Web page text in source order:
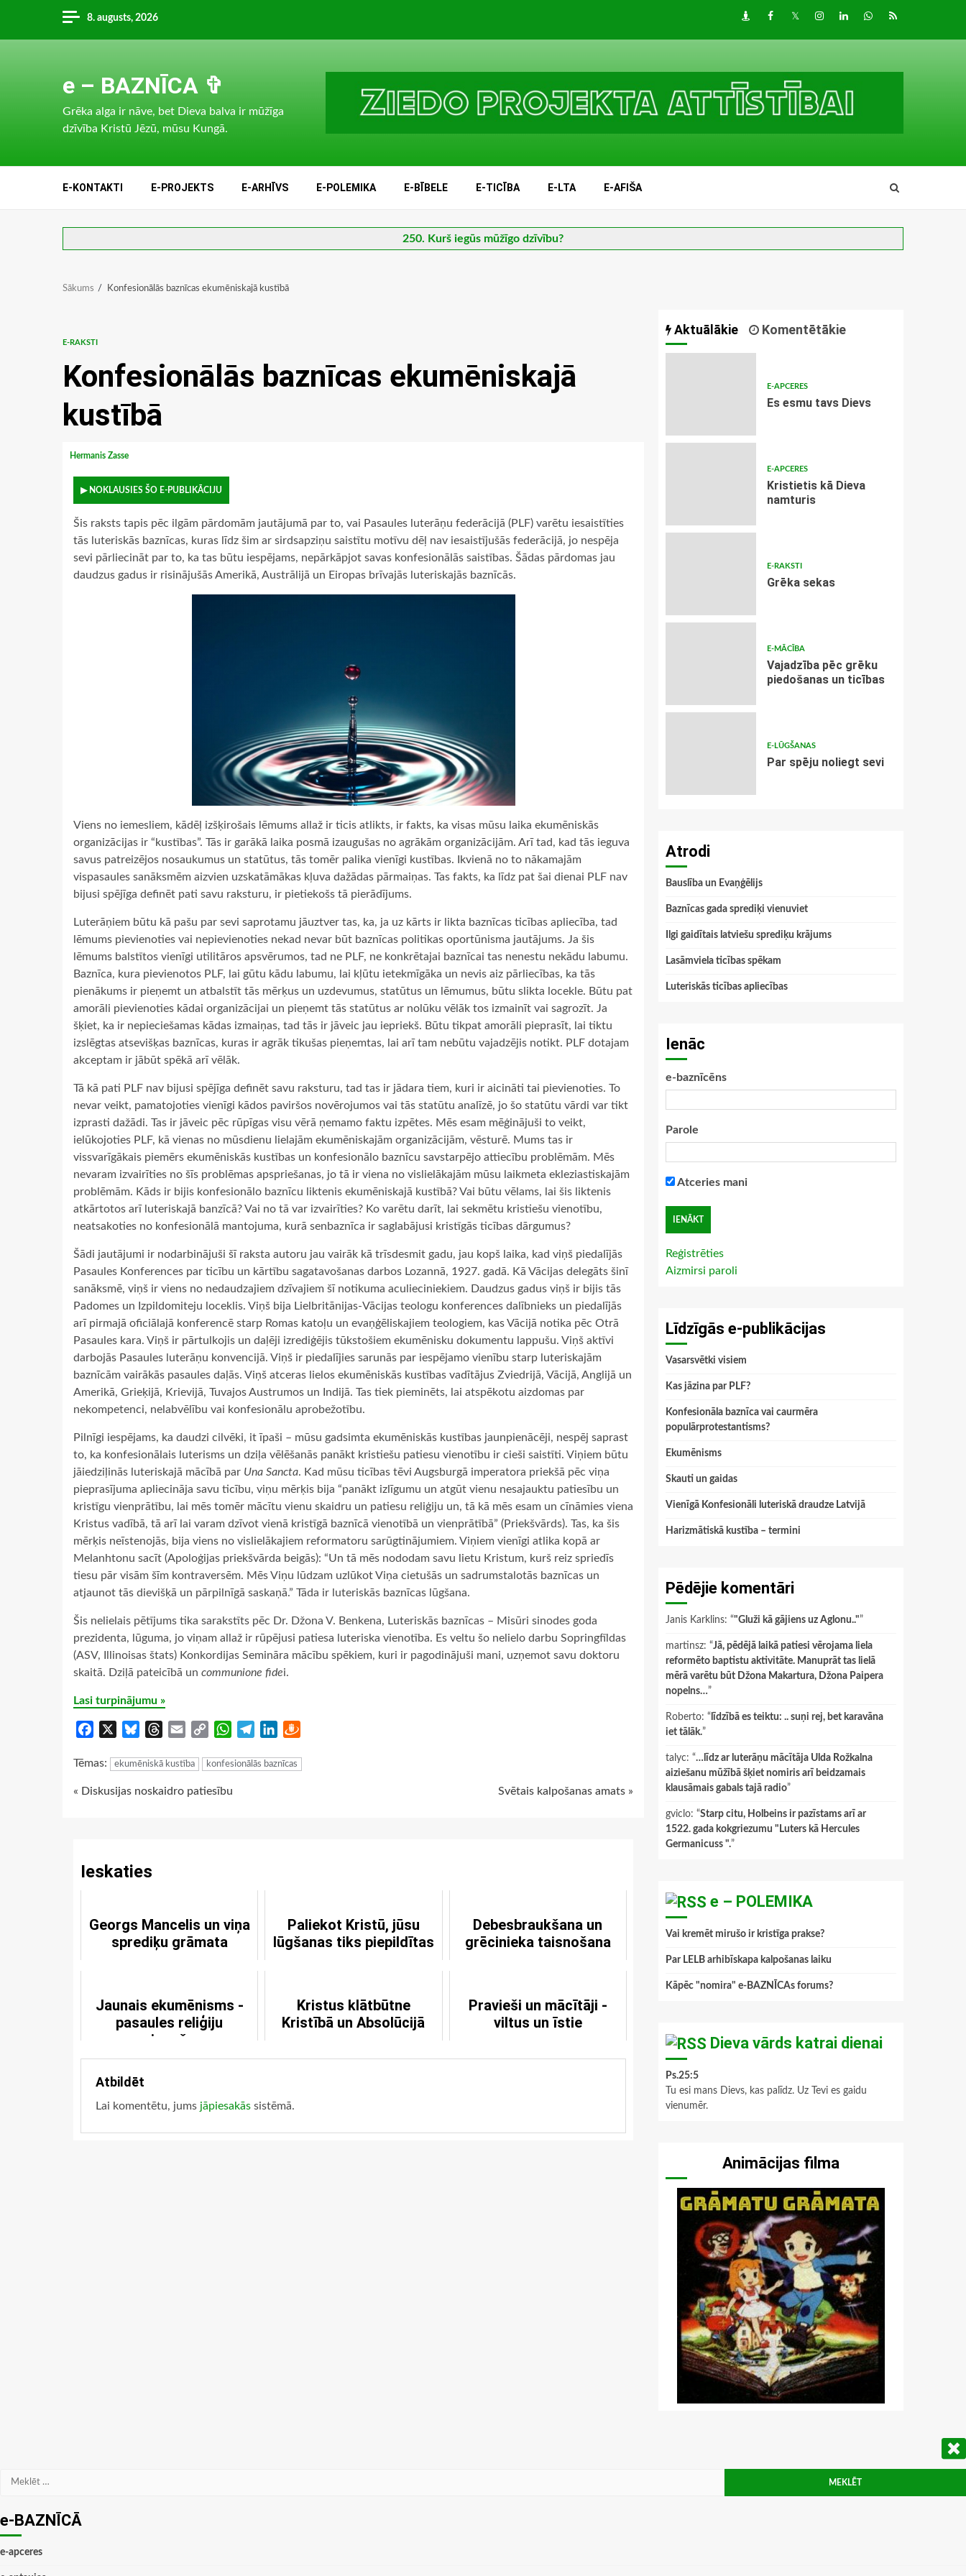
content
8. augusts, 2026 DraugiemFacebook
TwitterInstagram
LinkedInwhatsapp
RSS
e – BAZNĪCA ✞
Grēka alga ir nāve, bet Dieva balva ir mūžīga
dzīvība Kristū Jēzū, mūsu Kungā.
E-KONTAKTI E-PROJEKTS E-ARHĪVS E-POLEMIKA E-BĪBELE E-TICĪBA E-LTA E-AFIŠA
250. Kurš iegūs mūžīgo dzīvību?
Sākums Konfesionālās baznīcas ekumēniskajā kustībā
E-RAKSTI
Konfesionālās baznīcas ekumēniskajā
kustībā
Hermanis Zasse
▶ NOKLAUSIES ŠO E-PUBLIKĀCIJU
Šis raksts tapis pēc ilgām pārdomām jautājumā par to, vai Pasaules luterāņu federācijā (PLF) varētu iesaistīties
tās luteriskās baznīcas, kuras līdz šim ar sirdsapziņu saistītu motīvu dēļ nav iesaistījušās federācijā, jo nespēja
sevi pārliecināt par to, ka tas būtu iespējams, nepārkāpjot savas konfesionālās saistības. Šādas pārdomas jau
daudzus gadus ir risinājušās Amerikā, Austrālijā un Eiropas brīvajās luteriskajās baznīcās.
Viens no iemesliem, kādēļ izšķirošais lēmums allaž ir ticis atlikts, ir fakts, ka visas mūsu laika ekumēniskās
organizācijas ir “kustības”. Tās ir garākā laika posmā izaugušas no agrākām organizācijām. Arī tad, kad tās ieguva
savus patreizējos nosaukumus un statūtus, tās tomēr palika vienīgi kustības. Ikvienā no to nākamajām
vispasaules sanāksmēm aizvien uzskatāmākas kļuva dažādas pārmaiņas. Tas fakts, ka līdz pat šai dienai PLF nav
bijusi spējīga definēt pati savu raksturu, ir pietiekošs tā pierādījums.
Luterāņiem būtu kā pašu par sevi saprotamu jāuztver tas, ka, ja uz kārts ir likta baznīcas ticības apliecība, tad
lēmums pievienoties vai nepievienoties nekad nevar būt baznīcas politikas oportūnisma jautājums. Ja šis
lēmums balstītos vienīgi utilitāros apsvērumos, tad ne PLF, ne konkrētajai baznīcai tas nenestu nekādu labumu.
Baznīca, kura pievienotos PLF, lai gūtu kādu labumu, lai kļūtu ietekmīgāka un nevis aiz pārliecības, ka tās
pienākums ir pieņemt un atbalstīt tās mērķus un uzdevumus, statūtus un lēmumus, būtu slikta locekle. Būtu pat
amorāli pievienoties kādai organizācijai un pieņemt tās statūtus ar nolūku vēlāk tos izmainīt vai sagrozīt. Ja
šķiet, ka ir nepieciešamas kādas izmaiņas, tad tās ir jāveic jau iepriekš. Būtu tikpat amorāli pieprasīt, lai tiktu
izslēgtas atsevišķas baznīcas, kuras ir agrāk tikušas pieņemtas, lai arī tam nebūtu vajadzējis notikt. PLF dotajam
akceptam ir jābūt spēkā arī vēlāk.
Tā kā pati PLF nav bijusi spējīga definēt savu raksturu, tad tas ir jādara tiem, kuri ir aicināti tai pievienoties. To
nevar veikt, pamatojoties vienīgi kādos paviršos novērojumos vai tās statūtu analīzē, jo šo statūtu vārdi var tikt
izprasti dažādi. Tas ir jāveic pēc rūpīgas visu vērā ņemamo faktu izpētes. Mēs esam mēģinājuši to veikt,
ielūkojoties PLF, kā vienas no mūsdienu lielajām ekumēniskajām organizācijām, vēsturē. Mums tas ir
vissvarīgākais piemērs ekumēniskās kustības un konfesionālo baznīcu savstarpējo attiecību problēmām. Mēs
nevaram izvairīties no šīs problēmas apspriešanas, jo tā ir viena no vislielākajām mūsu laikmeta ekleziastiskajām
problēmām. Kāds ir bijis konfesionālo baznīcu liktenis ekumēniskajā kustībā? Vai būtu vēlams, lai šis liktenis
atkārtotos arī luteriskajā banzīcā? Vai no tā var izvairīties? Ko varētu darīt, lai sekmētu kristiešu vienotību,
neatsakoties no konfesionālā mantojuma, kurā senbaznīca ir saglabājusi kristīgās ticības dārgumus?
Šādi jautājumi ir nodarbinājuši šī raksta autoru jau vairāk kā trīsdesmit gadu, jau kopš laika, kad viņš piedalījās
Pasaules Konferences par ticību un kārtību sagatavošanas darbos Lozannā, 1927. gadā. Kā Vācijas delegāts šinī
sanāksmē, viņš ir viens no nedaudzajiem dzīvajiem šī notikuma aculieciniekiem. Daudzus gadus viņš ir bijis tās
Padomes un Izpildomiteju loceklis. Viņš bija Lielbritānijas-Vācijas teologu konferences dalībnieks un piedalījās
arī pirmajā oficiālajā konferencē starp Romas katoļu un evaņģēliskajiem teologiem, kas Vācijā notika pēc Otrā
Pasaules kara. Viņš ir pārtulkojis un daļēji izrediģējis tūkstošiem ekumēnisku dokumentu lappušu. Viņš aktīvi
darbojās Pasaules luterāņu konvencijā. Viņš ir piedalījies sarunās par iespējamo vienību starp luteriskajām
baznīcām vairākās pasaules daļās. Viņš atceras lielos ekumēniskās kustības vadītājus Zviedrijā, Vācijā, Anglijā un
Amerikā, Grieķijā, Krievijā, Tuvajos Austrumos un Indijā. Tas tiek pieminēts, lai atspēkotu aizdomas par
nekompetenci, nelabvēlību vai konfesionālu aprobežotību.
Pilnīgi iespējams, ka daudzi cilvēki, it īpaši – mūsu gadsimta ekumēniskās kustības jaunpienācēji, nespēj saprast
to, ka konfesionālais luterisms un dziļa vēlēšanās panākt kristiešu patiesu vienotību ir cieši saistīti. Viņiem būtu
jāiedziļinās luteriskajā mācībā par Una Sancta. Kad mūsu ticības tēvi Augsburgā imperatora priekšā pēc viņa
pieprasījuma apliecināja savu ticību, viņu mērķis bija “panākt izlīgumu un atgūt vienu nesajauktu patiesību un
kristīgu vienprātību, lai mēs tomēr mācītu vienu skaidru un patiesu reliģiju un, tā kā mēs esam un cīnāmies viena
Kristus vadībā, tā arī lai varam dzīvot vienā kristīgā baznīcā vienotībā un vienprātībā” (Priekšvārds). Tas, ka šis
mērķis neīstenojās, bija viens no vislielākajiem reformatoru sarūgtinājumiem. Viņiem vienīgi atlika kopā ar
Melanhtonu sacīt (Apoloģijas priekšvārda beigās): “Un tā mēs nododam savu lietu Kristum, kurš reiz spriedīs
tiesu pār visām šīm kontraversēm. Mēs Viņu lūdzam uzlūkot Viņa cietušās un sadrumstalotās baznīcas un
atjaunot tās dievišķā un pārpilnīgā saskaņā.” Tāda ir luteriskās baznīcas lūgšana.
Šis nelielais pētījums tika sarakstīts pēc Dr. Džona V. Benkena, Luteriskās baznīcas – Misūri sinodes goda
prezidenta, lūguma, jo viņam allaž ir rūpējusi patiesa luteriska vienotība. Es veltu šo nelielo darbu Sopringfīldas
(ASV, Illinoisas štats) Konkordijas Semināra mācību spēkiem, kuri ir pagodinājuši mani, uzņemot savu doktoru
skaitā. Dziļā pateicībā un communione fidei.
Lasi turpinājumu »
Facebook BlueskyThreads
Email
Copy
WhatsApp
TelegramLinkedIn
Tēmas: ekumēniskā kustība konfesionālās baznīcas
Continue
« Diskusijas noskaidro patiesību Svētais kalpošanas amats »
Ieskaties
Georgs Mancelis un viņa
sprediķu grāmata
Paliekot Kristū, jūsu
lūgšanas tiks piepildītas
Debesbraukšana un
grēcinieka taisnošana
Jaunais ekumēnisms -
pasaules reliģiju
apvienošana
Kristus klātbūtne
Kristībā un Absolūcijā
Pravieši un mācītāji -
viltus un īstie
Atbildēt
Lai komentētu, jums jāpiesakās sistēmā.
Aktuālākie Komentētākie
E-APCERES
Es esmu tavs Dievs
E-APCERES
Kristietis kā Dieva
namturis
E-RAKSTI
Grēka sekas
E-MĀCĪBA
Vajadzība pēc grēku
piedošanas un ticības
E-LŪGŠANAS
Par spēju noliegt sevi
Atrodi
Bauslība un Evaņģēlijs
Baznīcas gada sprediķi vienuviet
Ilgi gaidītais latviešu sprediķu krājums
Lasāmviela ticības spēkam
Luteriskās ticības apliecības
Ienāc
e-baznīcēns
Parole
Atceries mani
Reģistrēties
Aizmirsi paroli
Līdzīgās e-publikācijas
Vasarsvētki visiem
Kas jāzina par PLF?
Konfesionāla baznīca vai caurmēra
populārprotestantisms?
Ekumēnisms
Skauti un gaidas
Vienīgā Konfesionāli luteriskā draudze Latvijā
Harizmātiskā kustība – termini
Pēdējie komentāri
Janis Karklins: “"Gluži kā gājiens uz Aglonu.."”
martinsz: “Jā, pēdējā laikā patiesi vērojama liela
reformēto baptistu aktivitāte. Manuprāt tas lielā
mērā varētu būt Džona Makartura, Džona Paipera
nopelns…”
Roberto: “ līdzībā es teiktu: .. suņi rej, bet karavāna
iet tālāk.”
talyc: “…līdz ar luterāņu mācītāja Ulda Rožkalna
aiziešanu mūžībā šķiet nomiris arī beidzamais
klausāmais gabals tajā radio”
gviclo: “Starp citu, Holbeins ir pazīstams arī ar
1522. gada kokgriezumu "Luters kā Hercules
Germanicuss ".”
e – POLEMIKA
Vai kremēt mirušo ir kristīga prakse?
Par LELB arhibīskapa kalpošanas laiku
Kāpēc "nomira" e-BAZNĪCAs forums?
Dieva vārds katrai dienai
Ps.25:5
Tu esi mans Dievs, kas palīdz. Uz Tevi es gaidu
vienumēr.
Animācijas filma
Meklēt:
e-BAZNĪCĀ
e-apceres